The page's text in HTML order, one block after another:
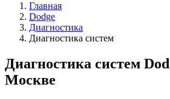
Главная
Dodge
Диагностика
Диагностика систем
Диагностика систем
Москве